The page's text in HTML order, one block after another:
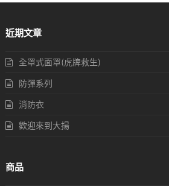
近期文章
全罩式面罩(虎牌救生)
防彈系列
消防衣
歡迎來到大揚
商品